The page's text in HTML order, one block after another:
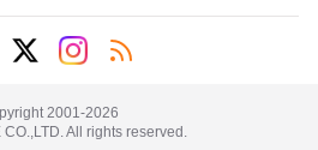
2001-2026
CO.,LTD. All rights reserved.